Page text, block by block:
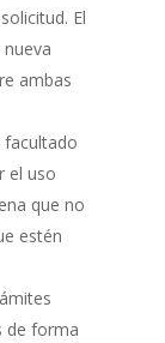
El
ambas
facultado
el uso
que no
estén
de forma